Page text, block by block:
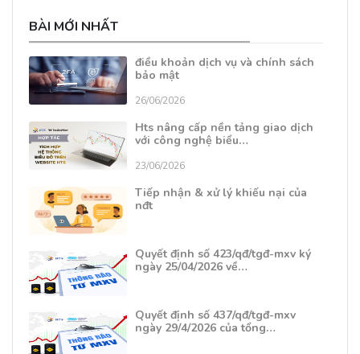
BÀI MỚI NHẤT
điều khoản dịch vụ và chính sách
bảo mật
26/06/2026
Hts nâng cấp nền tảng giao dịch
với công nghệ biểu…
23/06/2026
Tiếp nhận & xử lý khiếu nại của
nđt
Quyết định số 423/qđ/tgđ-mxv ký
ngày 25/04/2026 về…
Quyết định số 437/qđ/tgđ-mxv
ngày 29/4/2026 của tổng…